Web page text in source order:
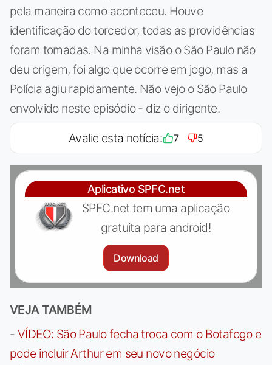
pela maneira como aconteceu. Houve
identificação do torcedor, todas as providências
foram tomadas. Na minha visão o São Paulo não
deu origem, foi algo que ocorre em jogo, mas a
Polícia agiu rapidamente. Não vejo o São Paulo
envolvido neste episódio - diz o dirigente.
Avalie esta notícia: 7 5
Aplicativo SPFC.net
SPFC.net tem uma aplicação
gratuita para android!
Download
VEJA TAMBÉM
- VÍDEO: São Paulo fecha troca com o Botafogo e
pode incluir Arthur em seu novo negócio